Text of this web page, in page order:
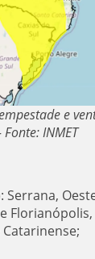
e
Fonte: INMET
Serrana,
Florianópolis,